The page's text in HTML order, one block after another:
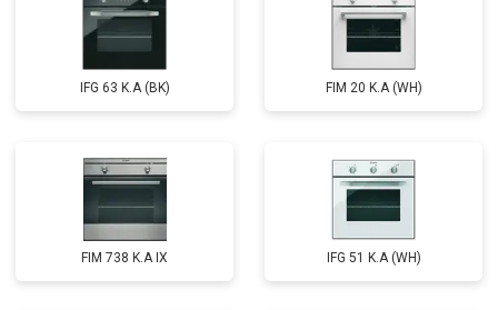
IFG 63 K.A (BK) FIM 20 K.A (WH)
FIM 738 K.A IX IFG 51 K.A (WH)